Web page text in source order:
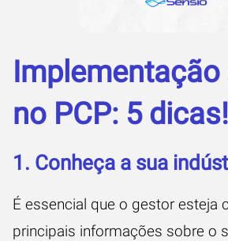
Implementação
no PCP: 5 dicas!
1. Conheça a sua
É essencial que o gestor esteja
principais informações sobre o